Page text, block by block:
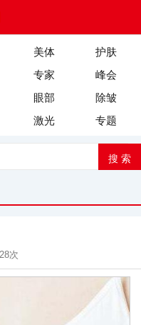
美体
护肤
专家
峰会
眼部
除皱
激光 专题
次